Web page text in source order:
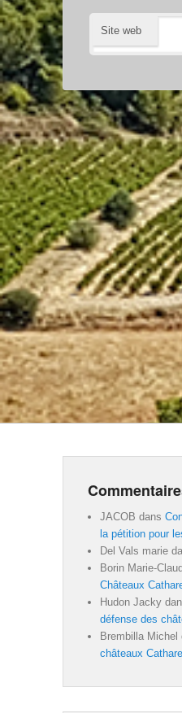
Site web
JACOB dans
la pétition pour
Del Vals marie
Borin Marie-
Châteaux
Hudon Jacky
défense des
Brembilla Michel
châteaux